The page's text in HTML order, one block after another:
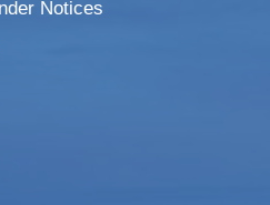
Notices